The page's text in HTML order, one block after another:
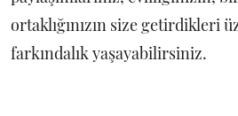
ortaklığınızın size getirdikleri
farkındalık yaşayabilirsiniz.